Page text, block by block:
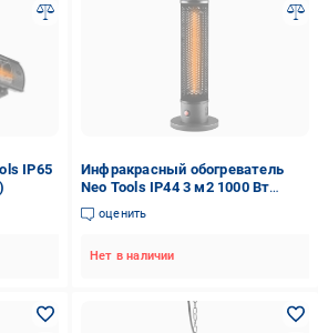
IP65
Инфракрасный обогреватель
Neo Tools IP44 3 м2 1000 Вт
колонный 20х20х62 см (VERC-
90-035)
оценить
Нет в наличии